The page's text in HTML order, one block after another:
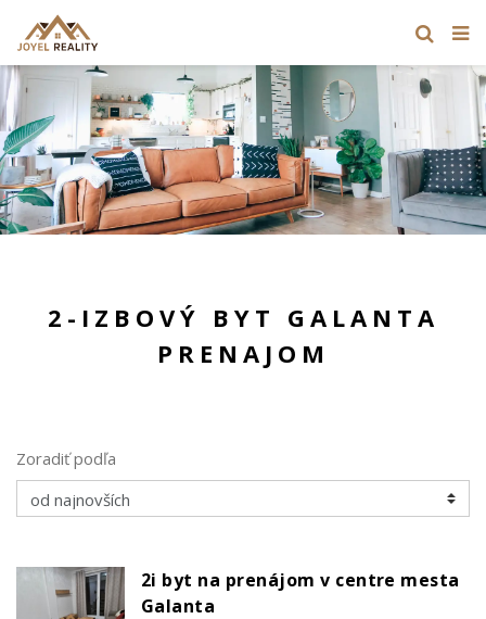
2-IZBOVÝ BYT GALANTA
PRENAJOM
Zoradiť podľa
2i byt na prenájom v centre mesta
Galanta